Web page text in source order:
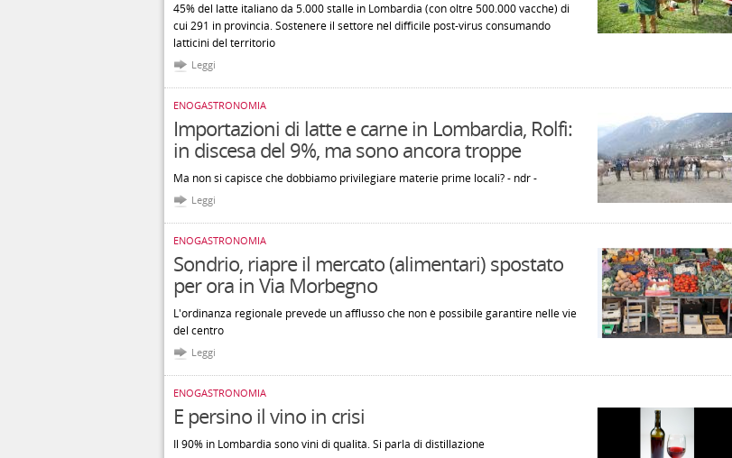
45% del latte italiano da 5.000 stalle in Lombardia (con oltre 500.000 vacche) di
cui 291 in provincia. Sostenere il settore nel difficile post-virus consumando
latticini del territorio
Leggi
ENOGASTRONOMIA
Importazioni di latte e carne in Lombardia, Rolfi:
in discesa del 9%, ma sono ancora troppe
Ma non si capisce che dobbiamo privilegiare materie prime locali? - ndr -
Leggi
ENOGASTRONOMIA
Sondrio, riapre il mercato (alimentari) spostato
per ora in Via Morbegno
L'ordinanza regionale prevede un afflusso che non è possibile garantire nelle vie
del centro
Leggi
ENOGASTRONOMIA
E persino il vino in crisi
Il 90% in Lombardia sono vini di qualità. Si parla di distillazione